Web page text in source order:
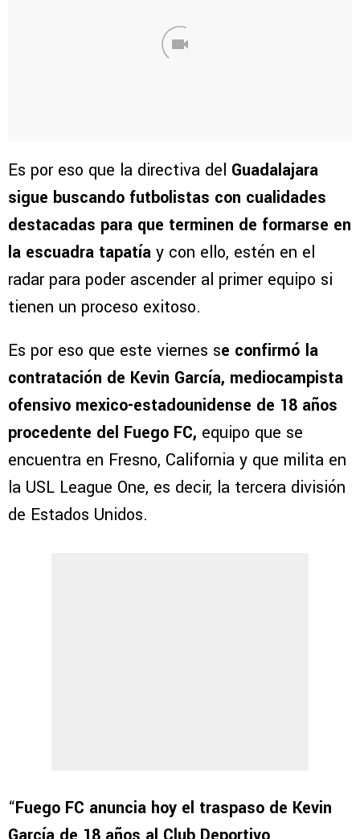
Es por eso que la directiva del Guadalajara
sigue buscando futbolistas con cualidades
destacadas para que terminen de formarse en
la escuadra tapatía y con ello, estén en el
radar para poder ascender al primer equipo si
tienen un proceso exitoso.
Es por eso que este viernes se confirmó la
contratación de Kevin García, mediocampista
ofensivo mexico-estadounidense de 18 años
procedente del Fuego FC, equipo que se
encuentra en Fresno, California y que milita en
la USL League One, es decir, la tercera división
de Estados Unidos.
“Fuego FC anuncia hoy el traspaso de Kevin